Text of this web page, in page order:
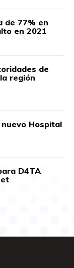
de 77% en
en 2021
de
región
Hospital
D4TA